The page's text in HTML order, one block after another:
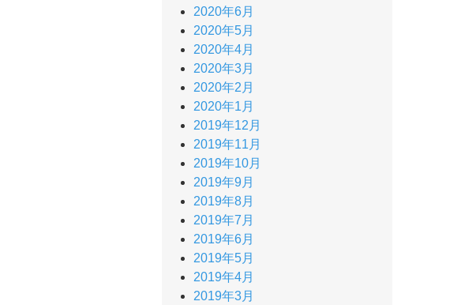
2020年6月
2020年5月
2020年4月
2020年3月
2020年2月
2020年1月
2019年12月
2019年11月
2019年10月
2019年9月
2019年8月
2019年7月
2019年6月
2019年5月
2019年4月
2019年3月